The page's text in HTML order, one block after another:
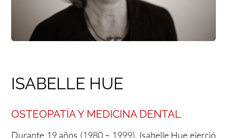
FULCRUM PLACE
CONTACTO
ISABELLE HUE
OSTEOPATÍA Y MEDICINA DENTAL
Durante 19 años (1980 – 1999), Isabelle Hue ejerció